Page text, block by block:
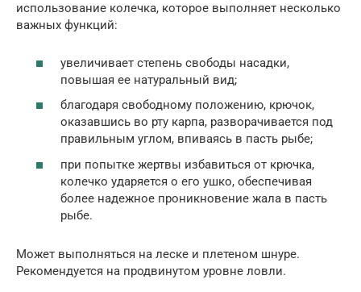
использование колечка, которое выполняет несколько
важных функций:
увеличивает степень свободы насадки,
повышая ее натуральный вид;
благодаря свободному положению, крючок,
оказавшись во рту карпа, разворачивается под
правильным углом, впиваясь в пасть рыбе;
при попытке жертвы избавиться от крючка,
колечко ударяется о его ушко, обеспечивая
более надежное проникновение жала в пасть
рыбе.
Может выполняться на леске и плетеном шнуре.
Рекомендуется на продвинутом уровне ловли.